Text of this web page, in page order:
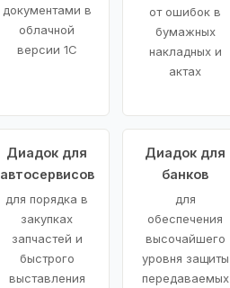
документами в
облачной
версии 1С
от ошибок в
бумажных
накладных и
актах
Диадок для
автосервисов
для порядка в
закупках
запчастей и
быстрого
выставления
Диадок для
банков
для
обеспечения
высочайшего
уровня защиты
передаваемых